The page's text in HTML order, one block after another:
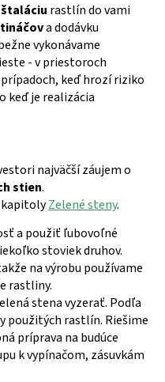
rastlín do vami
a dodávku
vykonávame
- v priestoroch
keď hrozí riziko
keď je realizácia
najväčší záujem o
stien.
kapitolyZelené steny.
a použiť ľubovoľné
stoviek druhov.
na výrobu používame
rastliny.
stena vyzerať. Podľa
použitých rastlín. Riešime
príprava na budúce
k vypínačom, zásuvkám